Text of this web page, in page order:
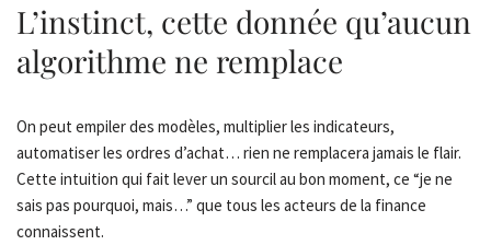
L’instinct, cette donnée qu’aucun
algorithme ne remplace
On peut empiler des modèles, multiplier les indicateurs,
automatiser les ordres d’achat… rien ne remplacera jamais le flair.
Cette intuition qui fait lever un sourcil au bon moment, ce “je ne
sais pas pourquoi, mais…” que tous les acteurs de la finance
connaissent.